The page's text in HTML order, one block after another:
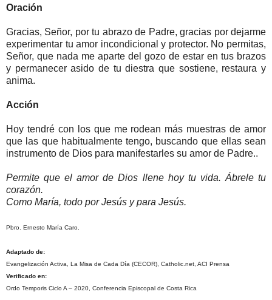
Oración
Gracias, Señor, por tu abrazo de Padre, gracias por dejarme
experimentar tu amor incondicional y protector. No permitas,
Señor, que nada me aparte del gozo de estar en tus brazos
y permanecer asido de tu diestra que sostiene, restaura y
anima.
Acción
Hoy tendré con los que me rodean más muestras de amor
que las que habitualmente tengo, buscando que ellas sean
instrumento de Dios para manifestarles su amor de Padre..
Permite que el amor de Dios llene hoy tu vida. Ábrele tu
corazón.
Como María, todo por Jesús y para Jesús.
Pbro. Ernesto María Caro.
Adaptado de:
Evangelización Activa, La Misa de Cada Día (CECOR), Catholic.net, ACI Prensa
Verificado en:
Ordo Temporis Ciclo A – 2020, Conferencia Episcopal de Costa Rica